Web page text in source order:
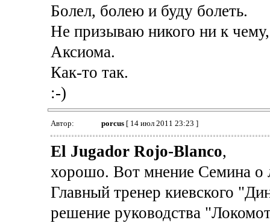
Болел, болею и буду болеть.
Не призываю никого ни к чему,
Аксиома.
Как-то так.
:-)
Автор: porcus[ 14 июл 2011 23:23 ]
El Jugador Rojo-Blanco,
хорошо. Вот мнение Семина о
Главный тренер киевского
решение руководства